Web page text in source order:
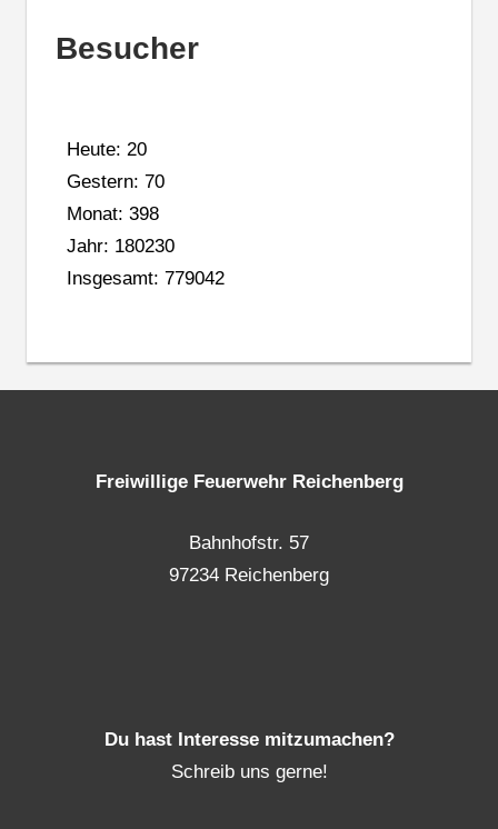
Besucher
Heute: 20
Gestern: 70
Monat: 398
Jahr: 180230
Insgesamt: 779042
Freiwillige Feuerwehr Reichenberg
Bahnhofstr. 57
97234 Reichenberg
Du hast Interesse mitzumachen?
Schreib uns gerne!